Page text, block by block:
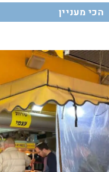
הכי מעניין